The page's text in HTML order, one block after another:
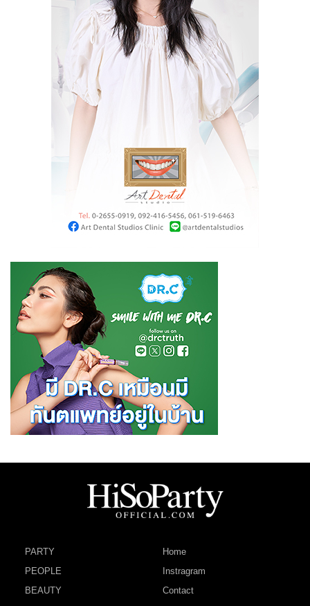
PARTY
PEOPLE
BEAUTY
Home
Instragram
Contact